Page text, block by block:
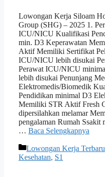
Lowongan Kerja Siloam
Group (SHG) – 2025 1.
ICU/NICU Kualifikasi
min. D3 Keperawatan
Aktif Memiliki Sertifikat
ICU/NICU lebih disukai
Perawat ICU/NICU
lebih disukai Penunjang
Elektromedis/Biomedik
Pendidikan minimal D3
Memiliki STR Aktif Fresh
dipersilahkan melamar
pengalaman Rumah Ssakit
… Baca Selengkapnya
Kategori
Lowongan Kerja Terbaru
Kesehatan, S1